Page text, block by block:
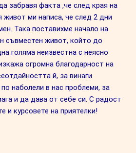
забравя факта ,че след края на
ми написа, че след 2 дни
Така поставихме начало на
съвместен живот, който до
голяма неизвестна с неясно
огромна благодарност на
й, за винаги
наболели в нас проблеми, за
и да дава от себе си. С радост
и курсовете на приятелки!